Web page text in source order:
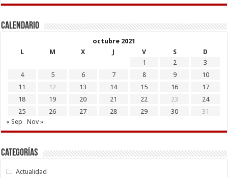
Calendario
octubre 2021
L
M X J V S
D
1
2
3
4
5 6 7 8 9
10
11
12 13 14 15 16
17
18
19 20 21 22 23
24
25
26 27 28 29 30
31
« Sep
Nov »
Categorías
Actualidad